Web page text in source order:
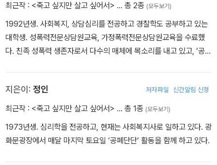
최근작 : <죽고 싶지만 살고 싶어서> … 총 2종 (모두보기)
1992년생. 사회복지, 상담심리를 전공하고 경찰학도 공부하고 있는
대학생. 성폭력전문상담원교육, 가정폭력전문상담원교육을 수료했
다. 친족 성폭력 생존자로서 다수의 매체에 목소리를 내고 있고, ‘공폐
지은이: 정인 저자파일 신간알림 신청
최근작 : <죽고 싶지만 살고 싶어서> … 총 1종 (모두보기)
1973년생. 심리학을 전공하고, 현재는 사회복지사로 일하고 있다. 광
화문광장에서 매달 마지막 토요일 ‘공폐단단’ 활동을 함께 하고 있다.